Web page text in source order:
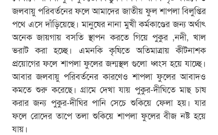
জলবায়ু পরিবর্তনের ফলে আমাদের জাতীয় ফুল শাপলা বিলুপ্তির
পথে এসে দাঁড়িয়েছে। মানুষের নানা মুখী কর্মকাণ্ডের জন্য অর্থাৎ
অনেক জায়গায় বসতি স্থাপন করতে গিয়ে পুকুর ,নদী, খাল
ভরাট করা হচ্ছে। এমনকি কৃষিতে অতিমাত্রায় কীটনাশক
প্রয়োগের ফলে শাপলা ফুলের জন্মস্থল গুলো ধ্বংস হয়ে যাচ্ছে।
আবার জলবায়ু পরিবর্তনের কারণেও শাপলা ফুলের আবাদও
কমতে শুরু করেছে। গ্রামে দেখা যায় পুকুর-দীঘিতে মাছ চাষ
করার জন্য পুকুর-দীঘির পানি সেচে শুকিয়ে ফেলা হয়। যার
ফলে রোদের তাপে তলা শুকিয়ে শাপলা ফুলের বীজ নষ্ট হয়ে
যায়।